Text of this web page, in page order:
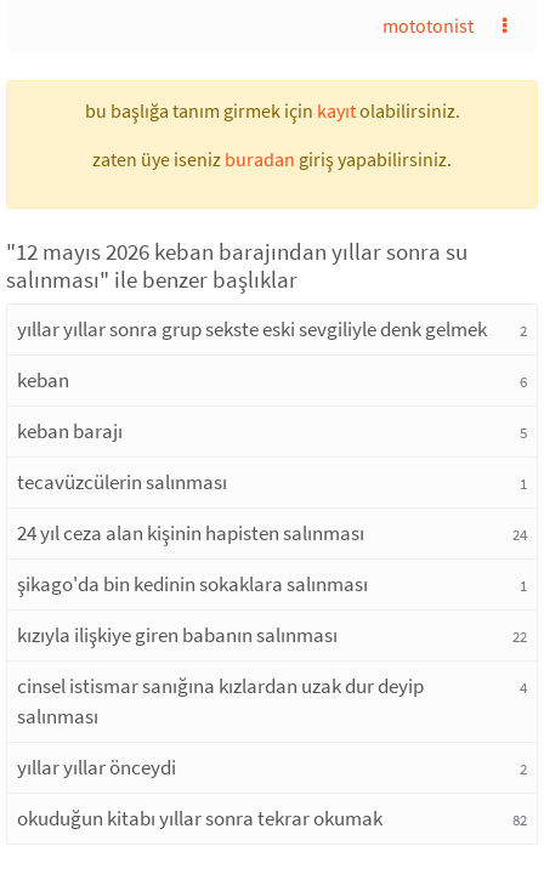
mototonist
bu başlığa tanım girmek için kayıtolabilirsiniz.
zaten üye iseniz buradan giriş yapabilirsiniz.
"12 mayıs 2026 keban barajından yıllar sonra su
salınması" ile benzer başlıklar
yıllar yıllar sonra grup sekste eski sevgiliyle denk gelmek 2
keban 6
keban barajı 5
tecavüzcülerin salınması 1
24 yıl ceza alan kişinin hapisten salınması 24
şikago'da bin kedinin sokaklara salınması 1
kızıyla ilişkiye giren babanın salınması 22
cinsel istismar sanığına kızlardan uzak dur deyip
salınması
4
yıllar yıllar önceydi 2
okuduğun kitabı yıllar sonra tekrar okumak 82